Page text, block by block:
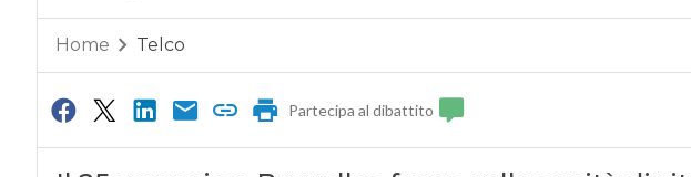
Home Telco
Partecipa al dibattito